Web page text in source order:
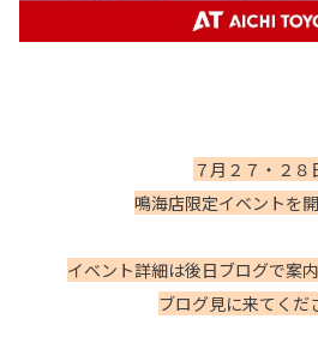
７月２７・２８
鳴海店限定イベントを
イベント詳細は後日ブログで案
ブログ見に来てく